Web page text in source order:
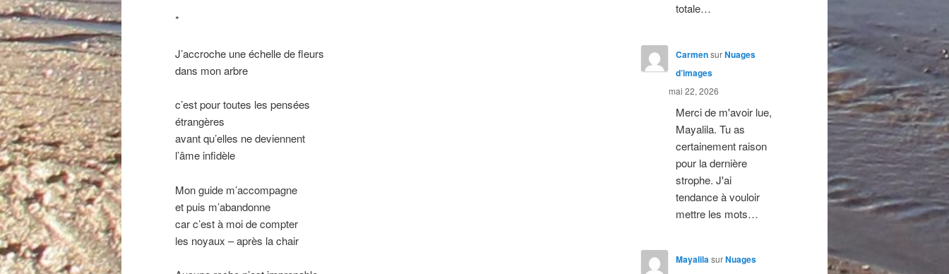
*
J’accroche une échelle de fleurs
dans mon arbre
c’est pour toutes les pensées
étrangères
avant qu’elles ne deviennent
l’âme infidèle
Mon guide m’accompagne
et puis m’abandonne
car c’est à moi de compter
les noyaux – après la chair
totale…
CarmensurNuages
d’images
mai 22, 2026
Merci de m'avoir lue,
Mayalila. Tu as
certainement raison
pour la dernière
strophe. J'ai
tendance à vouloir
mettre les mots…
MayalilasurNuages